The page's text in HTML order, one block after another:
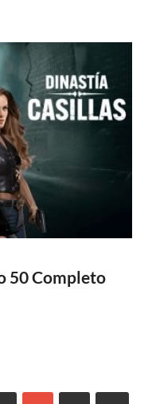
50 Completo